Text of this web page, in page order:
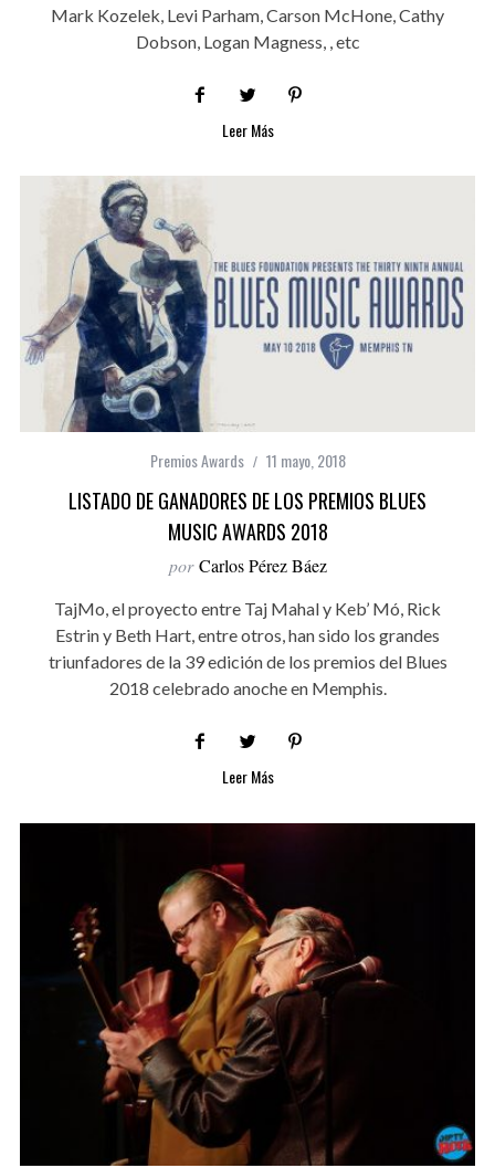
Mark Kozelek, Levi Parham, Carson McHone, Cathy
Dobson, Logan Magness, , etc
Leer Más
Premios Awards 11 mayo, 2018
LISTADO DE GANADORES DE LOS PREMIOS BLUES
MUSIC AWARDS 2018
por Carlos Pérez Báez
TajMo, el proyecto entre Taj Mahal y Keb’ Mó, Rick
Estrin y Beth Hart, entre otros, han sido los grandes
triunfadores de la 39 edición de los premios del Blues
2018 celebrado anoche en Memphis.
Leer Más